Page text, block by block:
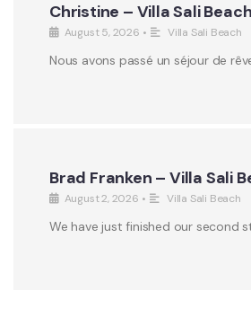
Christine – Villa Sali Beach
August 5, 2026 • Villa Sali Beach
Nous avons passé un séjour de
Brad Franken – Villa Sali
August 2, 2026 • Villa Sali Beach
We have just finished our second